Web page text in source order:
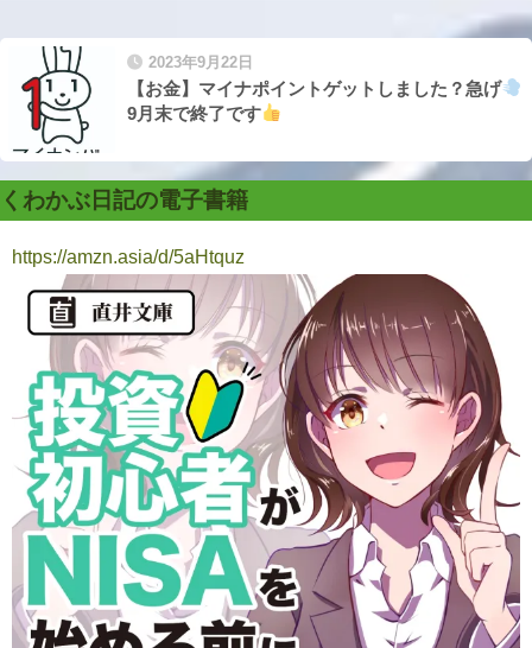
2023年9月22日
【お金】マイナポイントゲットしました？急げ
9月末で終了です
くわかぶ日記の電子書籍
https://amzn.asia/d/5aHtquz